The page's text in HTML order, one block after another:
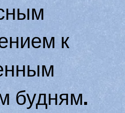
к
будням.